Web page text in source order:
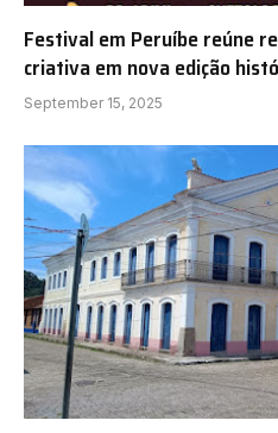
Festival em Peruíbe reúne
criativa em nova edição
September 15, 2025